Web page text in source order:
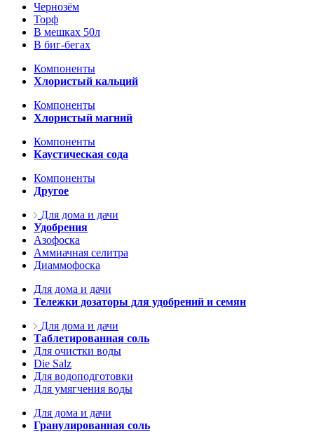
Чернозём
Торф
В мешках 50л
В биг-бегах
Компоненты
Хлористый кальций
Компоненты
Хлористый магний
Компоненты
Каустическая сода
Компоненты
Другое
Для дома и дачи
Удобрения
Азофоска
Аммиачная селитра
Диаммофоска
Для дома и дачи
Тележки дозаторы для удобрений и семян
Для дома и дачи
Таблетированная соль
Для очистки воды
Die Salz
Для водоподготовки
Для умягчения воды
Для дома и дачи
Гранулированная соль